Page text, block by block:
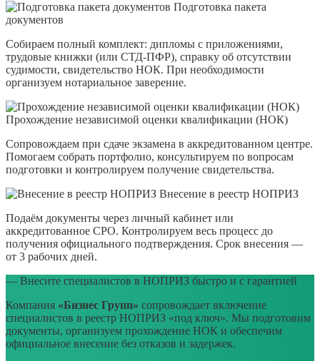
Подготовка пакета
документов
Собираем полный комплект: дипломы с приложениями,
трудовые книжки (или СТД-ПФР), справку об отсутствии
судимости, свидетельство НОК. При необходимости
организуем нотариальное заверение.
Прохождение независимой оценки квалификации (НОК)
Сопровождаем при сдаче экзамена в аккредитованном центре.
Помогаем собрать портфолио, консультируем по вопросам
подготовки и контролируем получение свидетельства.
Внесение в реестр НОПРИЗ
Подаём документы через личный кабинет или
аккредитованное СРО. Контролируем весь процесс до
получения официального подтверждения. Срок внесения —
от 3 рабочих дней.
— Внесите специалистов в НОПРИЗ быстро и с гарантией
Компания «Бизнес Групп» сопровождает включение
специалистов в реестр НОПРИЗ «под ключ». Мы подготовим
документы, организуем прохождение НОК и обеспечим
официальное внесение без отказов и задержек.